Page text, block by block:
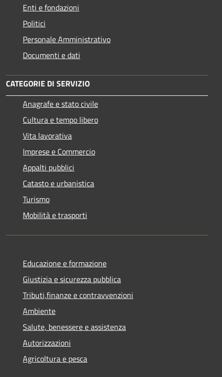
Enti e fondazioni
Politici
Personale Amministrativo
Documenti e dati
CATEGORIE DI SERVIZIO
Anagrafe e stato civile
Cultura e tempo libero
Vita lavorativa
Imprese e Commercio
Appalti pubblici
Catasto e urbanistica
Turismo
Mobilità e trasporti
Educazione e formazione
Giustizia e sicurezza pubblica
Tributi,finanze e contravvenzioni
Ambiente
Salute, benessere e assistenza
Autorizzazioni
Agricoltura e pesca